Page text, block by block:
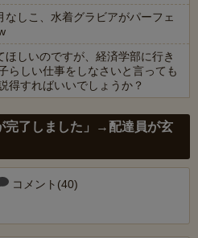
なしこ、水着グラビアがパーフェ
しいのですが、経済学部に行き
らしい仕事をしなさいと言っても
得すればいいでしょうか？
完了しました」→配達員が玄
コメント(40)